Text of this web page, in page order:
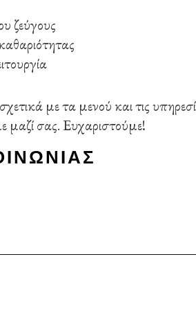
ζεύγους
σχετικά με τα μενού και τις
μαζί σας. Ευχαριστούμε!